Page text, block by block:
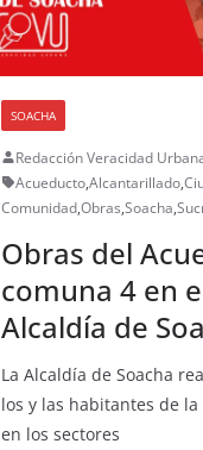
SOACHA
Redacción Veracidad
Acueducto,Alcantarillado,
Comunidad,Obras,Soacha,
Obras del
comuna 4 en
Alcaldía de
La Alcaldía de Soacha
los y las habitantes de
en los sectores